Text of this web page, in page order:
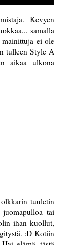
Kevyen
samalla
ei ole
tulleen Style A
aikaa ulkona
tuuletin
tai
ihan kuollut,
:D Kotiin